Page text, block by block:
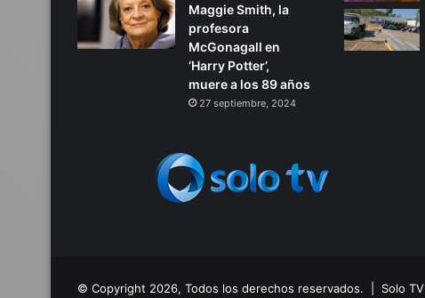
Maggie Smith, la
profesora
McGonagall en
‘Harry Potter’,
muere a los 89 años
27 septiembre, 2024
© Copyright 2026, Todos los derechos reservados. | Solo TV